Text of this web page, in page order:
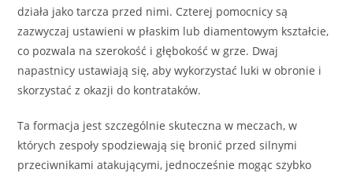
działa jako tarcza przed nimi. Czterej pomocnicy są
zazwyczaj ustawieni w płaskim lub diamentowym kształcie,
co pozwala na szerokość i głębokość w grze. Dwaj
napastnicy ustawiają się, aby wykorzystać luki w obronie i
skorzystać z okazji do kontrataków.
Ta formacja jest szczególnie skuteczna w meczach, w
których zespoły spodziewają się bronić przed silnymi
przeciwnikami atakującymi, jednocześnie mogąc szybko